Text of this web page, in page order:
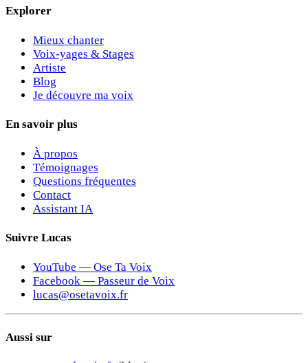
Explorer
Mieux chanter
Voix-yages & Stages
Artiste
Blog
Je découvre ma voix
En savoir plus
À propos
Témoignages
Questions fréquentes
Contact
Assistant IA
Suivre Lucas
YouTube — Ose Ta Voix
Facebook — Passeur de Voix
lucas@osetavoix.fr
Aussi sur